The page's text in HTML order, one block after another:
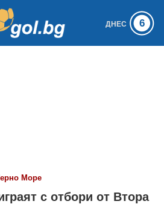
ДНЕС 6
Море
с отбори от Втора